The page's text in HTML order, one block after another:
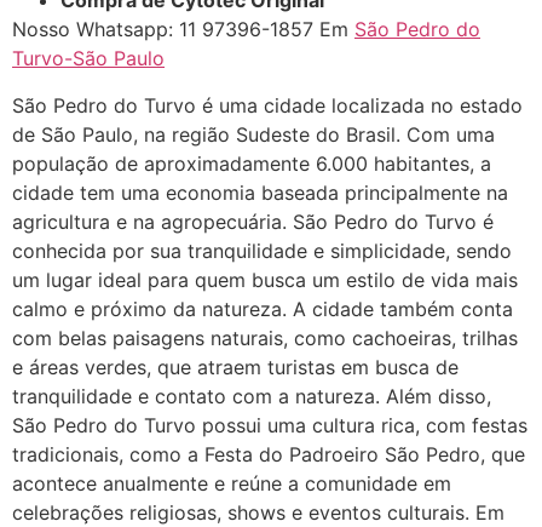
Nosso Whatsapp: 11 97396-1857 Em São Pedro do
Turvo-São Paulo
São Pedro do Turvo é uma cidade localizada no estado
de São Paulo, na região Sudeste do Brasil. Com uma
população de aproximadamente 6.000 habitantes, a
cidade tem uma economia baseada principalmente na
agricultura e na agropecuária. São Pedro do Turvo é
conhecida por sua tranquilidade e simplicidade, sendo
um lugar ideal para quem busca um estilo de vida mais
calmo e próximo da natureza. A cidade também conta
com belas paisagens naturais, como cachoeiras, trilhas
e áreas verdes, que atraem turistas em busca de
tranquilidade e contato com a natureza. Além disso,
São Pedro do Turvo possui uma cultura rica, com festas
tradicionais, como a Festa do Padroeiro São Pedro, que
acontece anualmente e reúne a comunidade em
celebrações religiosas, shows e eventos culturais. Em
"só de ter dúvida já é uma
resposta" muito isso, disse tudo
22/05/2026 16:35:20
Helly
(1999997****
em http://www.proaborto.com)
Eu estou preparada em varias
áreas mas psicologicamente p ter
sozinha nao estou
22/05/2026 17:09:20
Helly
(1999997****
em http://www.proaborto.com)
Entao q seja
22/05/2026 17:09:25